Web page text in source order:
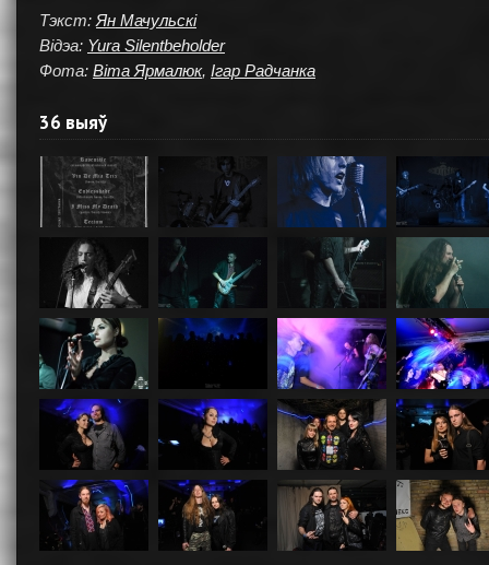
Тэкст: Ян Мачульскі
Відэа: Yura Silentbeholder
Фота: Віта Ярмалюк, Ігар Радчанка
36 выяў